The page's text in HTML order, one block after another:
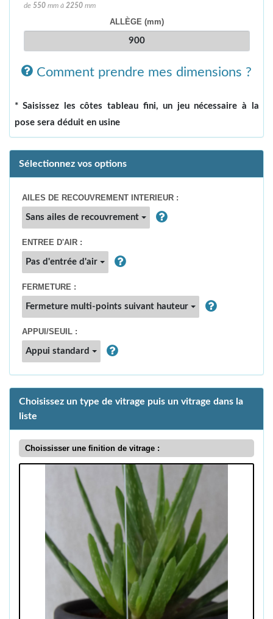
de 550mm à 2250mm
ALLÈGE (mm)
Comment prendre mes dimensions ?
* Saisissez les côtes tableau fini, un jeu nécessaire à la
pose sera déduit en usine
Sélectionnez vos options
AILES DE RECOUVREMENT INTERIEUR :
Sans ailes de recouvrement
ENTREE D'AIR :
Pas d'entrée d'air
FERMETURE :
Fermeture multi-points suivant hauteur
APPUI/SEUIL :
Appui standard
Choisissez un type de vitrage puis un vitrage dans la
liste
Choississer une finition de vitrage :